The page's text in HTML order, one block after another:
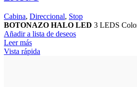
Cabina, Direccional, Stop
BOTONAZO HALO LED 3 LEDS
Añadir a lista de deseos
Leer más
Vista rápida